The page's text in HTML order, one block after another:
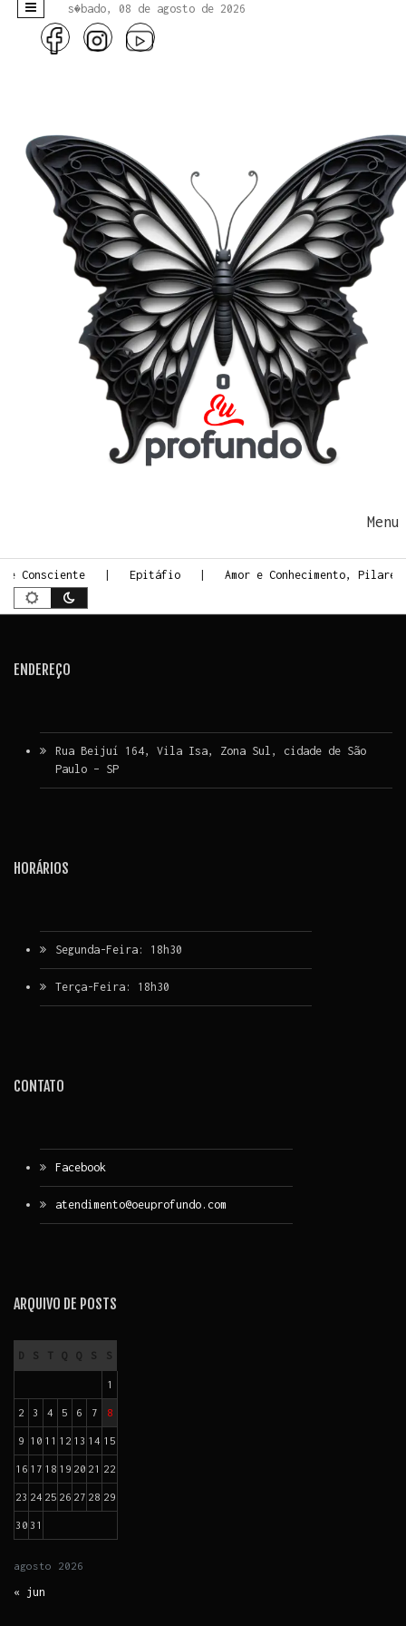
s�bado, 08 de agosto de 2026
Consciente Epitáfio Amor e Conhecimento,
ENDEREÇO
Rua Beijuí 164, Vila Isa, Zona Sul, cidade de São
Paulo – SP
HORÁRIOS
Segunda-Feira: 18h30
Terça-Feira: 18h30
CONTATO
Facebook
atendimento@oeuprofundo.com
ARQUIVO DE POSTS
agosto 2026
D S T Q Q S S
1
2 3 4 5 6 7 8
9 10 11 12 13 14 15
16 17 18 19 20 21 22
23 24 25 26 27 28 29
30 31
« jun